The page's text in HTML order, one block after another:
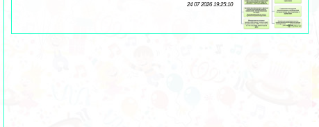
24 07 2026 19:25:10